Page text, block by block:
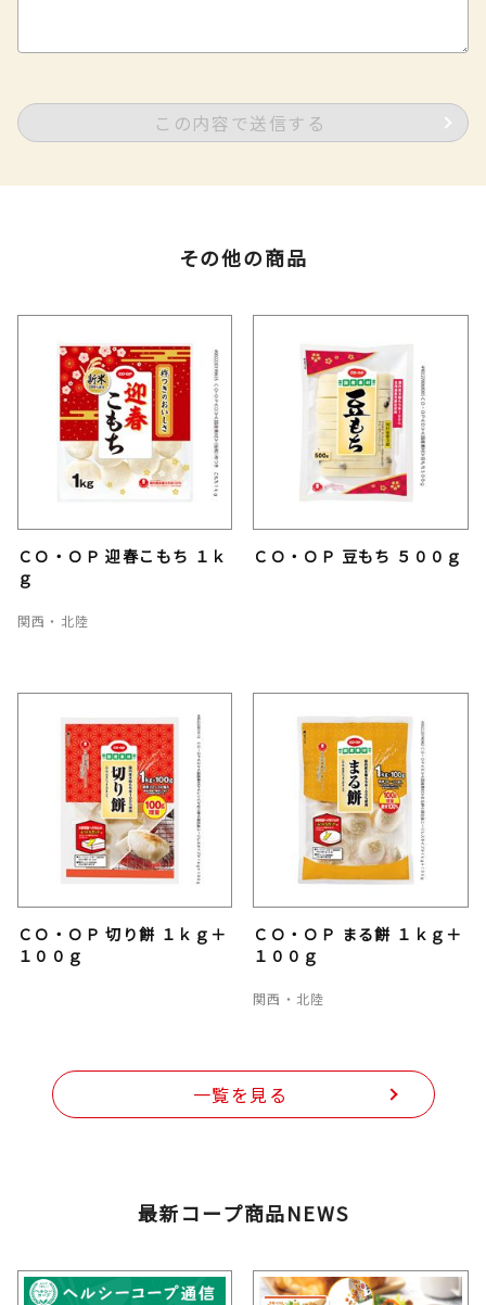
この内容で送信する
その他の商品
ＣＯ・ＯＰ 迎春こもち １ｋ
ｇ
関西・北陸
ＣＯ・ＯＰ 豆もち ５００ｇ
ＣＯ・ＯＰ 切り餅 １ｋｇ＋
１００ｇ
ＣＯ・ＯＰ まる餅 １ｋｇ＋
１００ｇ
関西・北陸
一覧を見る
最新コープ商品NEWS